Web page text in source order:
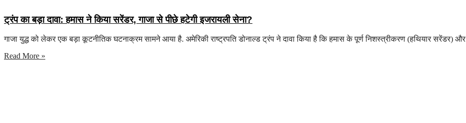
ट्रंप का बड़ा दावा: हमास ने किया सरेंडर, गाजा से पीछे हटेगी इजरायली सेना?
गाजा युद्ध को लेकर एक बड़ा कूटनीतिक घटनाक्रम सामने आया है. अमेरिकी राष्ट्रपति डोनाल्ड ट्रंप ने दावा किया है कि हमास के पूर्ण निशस्त्रीकरण (हथियार सरेंडर) और
Read More »